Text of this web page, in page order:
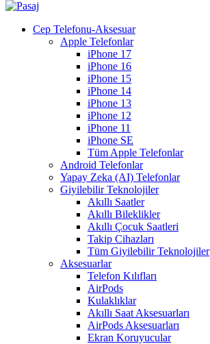
Cep Telefonu-Aksesuar
Apple Telefonlar
iPhone 17
iPhone 16
iPhone 15
iPhone 14
iPhone 13
iPhone 12
iPhone 11
iPhone SE
Tüm Apple Telefonlar
Android Telefonlar
Yapay Zeka (AI) Telefonlar
Giyilebilir Teknolojiler
Akıllı Saatler
Akıllı Bileklikler
Akıllı Çocuk Saatleri
Takip Cihazları
Tüm Giyilebilir Teknolojiler
Aksesuarlar
Telefon Kılıfları
AirPods
Kulaklıklar
Akıllı Saat Aksesuarları
AirPods Aksesuarları
Ekran Koruyucular